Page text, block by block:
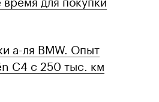
а-ля BMW. Опыт
C4 с 250 тыс. км